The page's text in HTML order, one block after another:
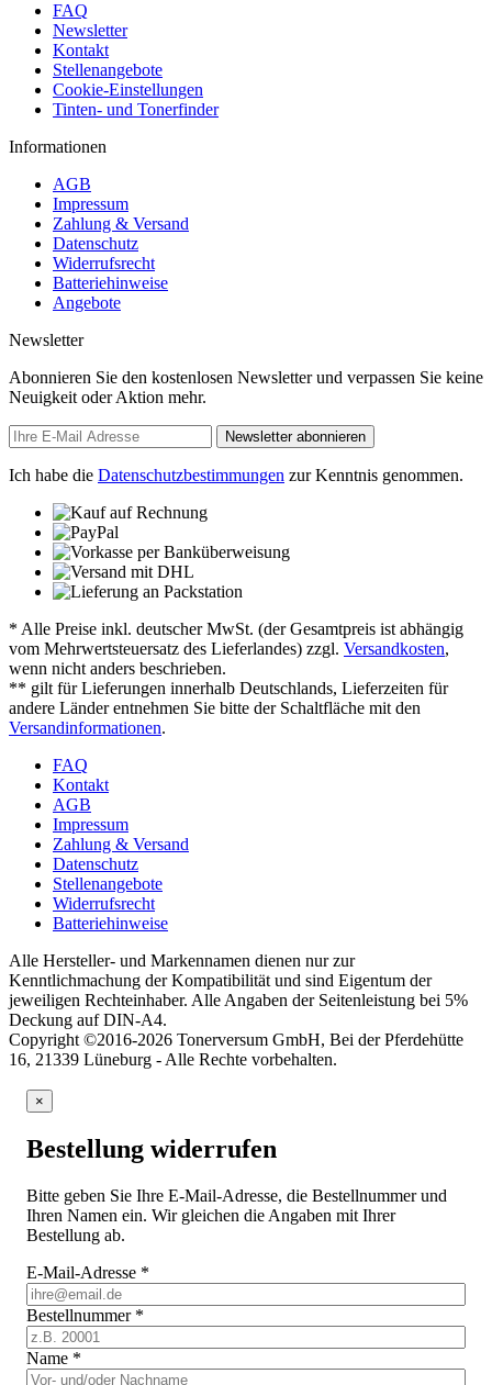
FAQ
Newsletter
Kontakt
Stellenangebote
Cookie-Einstellungen
Tinten- und Tonerfinder
Informationen
AGB
Impressum
Zahlung & Versand
Datenschutz
Widerrufsrecht
Batteriehinweise
Angebote
Newsletter
Abonnieren Sie den kostenlosen Newsletter und verpassen Sie keine
Neuigkeit oder Aktion mehr.
Newsletter abonnieren
Ich habe die Datenschutzbestimmungen zur Kenntnis genommen.
* Alle Preise inkl. deutscher MwSt. (der Gesamtpreis ist abhängig
vom Mehrwertsteuersatz des Lieferlandes) zzgl. Versandkosten,
wenn nicht anders beschrieben.
** gilt für Lieferungen innerhalb Deutschlands, Lieferzeiten für
andere Länder entnehmen Sie bitte der Schaltfläche mit den
Versandinformationen.
FAQ
Kontakt
AGB
Impressum
Zahlung & Versand
Datenschutz
Stellenangebote
Widerrufsrecht
Batteriehinweise
Alle Hersteller- und Markennamen dienen nur zur
Kenntlichmachung der Kompatibilität und sind Eigentum der
jeweiligen Rechteinhaber. Alle Angaben der Seitenleistung bei 5%
Deckung auf DIN-A4.
Copyright ©2016-2026 Tonerversum GmbH, Bei der Pferdehütte
16, 21339 Lüneburg - Alle Rechte vorbehalten.
×
Bestellung widerrufen
Bitte geben Sie Ihre E-Mail-Adresse, die Bestellnummer und
Ihren Namen ein. Wir gleichen die Angaben mit Ihrer
Bestellung ab.
E-Mail-Adresse *
Bestellnummer *
Name *